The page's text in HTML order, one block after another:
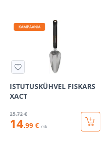
KAMPAANIA
ISTUTUSKÜHVEL FISKARS
XACT
25.72 €
14.99 € / tk